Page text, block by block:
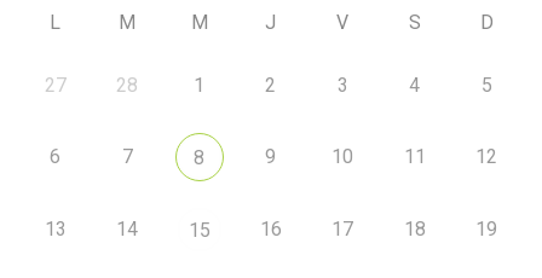
L M M J V S D
27 28 1 2 3 4 5
6 7 8 9 10 11 12
13 14 15 16 17 18 19